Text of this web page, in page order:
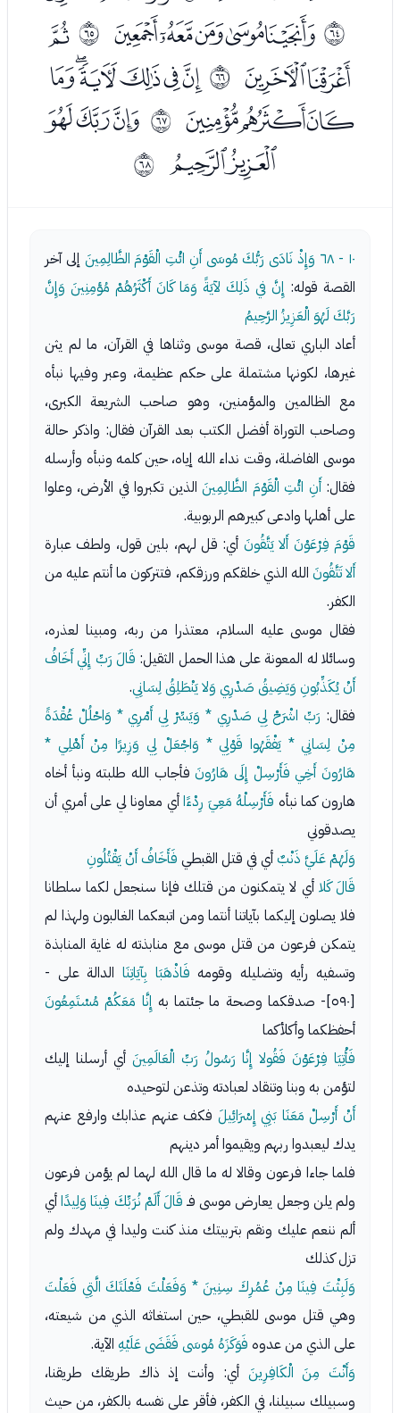
ﰿﭵﭶﭷﭸﭹ ﱀ ﭻ
ﭼﭽ ﱁﭿﮀﮁﮂﮃﮄ
ﮅﮆﮇ ﱂ ﮉﮊﮋ
ﮌﮍ ﱃ
١٠ - ٦٨ وَإِذْ نَادَى رَبُّكَ مُوسَى أَنِ ائْتِ الْقَوْمَ الظَّالِمِينَ إلى آخر
القصة قوله: إِنَّ في ذَلِكَ لآيَةً وَمَا كَانَ أَكْثَرُهُمْ مُؤمِنِينَ وَإِنَّ
رَبَّكَ لَهُوَ الْعَزِيزُ الرَّحِيمُ
أعاد الباري تعالى، قصة موسى وثناها في القرآن، ما لم يثن
غيرها، لكونها مشتملة على حكم عظيمة، وعبر وفيها نبأه
مع الظالمين والمؤمنين، وهو صاحب الشريعة الكبرى،
وصاحب التوراة أفضل الكتب بعد القرآن فقال: واذكر حالة
موسى الفاضلة، وقت نداء الله إياه، حين كلمه ونبأه وأرسله
فقال:أَنِ ائْتِ الْقَوْمَ الظَّالِمِينَالذين تكبروا في الأرض، وعلوا
على أهلها وادعى كبيرهم الربوبية.
قَوْمَ فِرْعَوْنَ أَلا يَتَّقُونَ أي: قل لهم، بلين قول، ولطف عبارة
أَلا تَتَّقُونَ الله الذي خلقكم ورزقكم، فتتركون ما أنتم عليه من
الكفر.
فقال موسى عليه السلام، معتذرا من ربه، ومبينا لعذره،
وسائلا له المعونة على هذا الحمل الثقيل: قَالَ رَبِّ إِنِّي أَخَافُ
أَنْ يُكَذِّبُونِ وَيَضِيقُ صَدْرِي وَلا يَنْطَلِقُ لِسَانِي.
فقال: رَبِّ اشْرَحْ لِي صَدْرِي * وَيَسِّرْ لِي أَمْرِي * وَاحْلُلْ عُقْدَةً
مِنْ لِسَانِي * يَفْقَهُوا قَوْلِي * وَاجْعَلْ لِي وَزِيرًا مِنْ أَهْلِي *
هَارُونَ أَخِي فَأَرْسِلْ إِلَى هَارُونَفأجاب الله طلبته ونبأ أخاه
هارون كما نبأه فَأَرْسِلْهُ مَعِيَ رِدْءًاأي معاونا لي على أمري أن
يصدقوني
وَلَهُمْ عَلَيَّ ذَنْبٌأي في قتل القبطي فَأَخَافُ أَنْ يَقْتُلُونِ
قَالَ كَلا أي لا يتمكنون من قتلك فإنا سنجعل لكما سلطانا
فلا يصلون إليكما بآياتنا أنتما ومن اتبعكما الغالبون ولهذا لم
يتمكن فرعون من قتل موسى مع منابذته له غاية المنابذة
وتسفيه رأيه وتضليله وقومه فَاذْهَبَا بِآيَاتِنَا الدالة على -
[٥٩٠]- صدقكما وصحة ما جئتما به
إِنَّا مَعَكُمْ مُسْتَمِعُونَ
أحفظكما وأكلأكما
فَأْتِيَا فِرْعَوْنَ فَقُولا إِنَّا رَسُولُ رَبِّ الْعَالَمِينَ أي أرسلنا إليك
لتؤمن به وبنا وتنقاد لعبادته وتذعن لتوحيده
أَنْ أَرْسِلْ مَعَنَا بَنِي إِسْرَائِيلَ فكف عنهم عذابك وارفع عنهم
يدك ليعبدوا ربهم ويقيموا أمر دينهم
فلما جاءا فرعون وقالا له ما قال الله لهما لم يؤمن فرعون
ولم يلن وجعل يعارض موسى فـ قَالَ أَلَمْ نُرَبِّكَ فِينَا وَلِيدًاأي
ألم ننعم عليك ونقم بتربيتك منذ كنت وليدا في مهدك ولم
تزل كذلك
وَلَبِثْتَ فِينَا مِنْ عُمُرِكَ سِنِينَ * وَفَعَلْتَ فَعْلَتَكَ الَّتِي فَعَلْتَ
وهي قتل موسى للقبطي، حين استغاثه الذي من شيعته،
على الذي من عدوه فَوَكَزَهُ مُوسَى فَقَضَى عَلَيْهِ الآية.
وَأَنْتَ مِنَ الْكَافِرِينَ أي: وأنت إذ ذاك طريقك طريقنا،
وسبيلك سبيلنا، في الكفر، فأقر على نفسه بالكفر، من حيث